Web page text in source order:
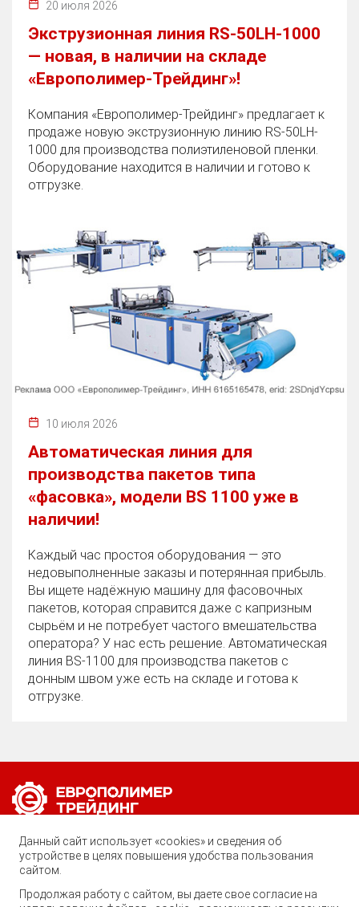
20 июля 2026
Экструзионная линия RS-50LH-1000
— новая, в наличии на складе
«Европолимер-Трейдинг»!
Компания «Европолимер-Трейдинг» предлагает к
продаже новую экструзионную линию RS-50LH-
1000 для производства полиэтиленовой пленки.
Оборудование находится в наличии и готово к
отгрузке.
10 июля 2026
Автоматическая линия для
производства пакетов типа
«фасовка», модели BS 1100 уже в
наличии!
Каждый час простоя оборудования — это
недовыполненные заказы и потерянная прибыль.
Вы ищете надёжную машину для фасовочных
пакетов, которая справится даже с капризным
сырьём и не потребует частого вмешательства
оператора? У нас есть решение. Автоматическая
линия BS‑1100 для производства пакетов с
донным швом уже есть на складе и готова к
отгрузке.
Позвоните нам по любому вопросу:
8 (800) 222-40-61
Ростов-на-Дону, ул. Вавилова, 59
Данный сайт использует «cookies» и сведения об
устройстве в целях повышения удобства пользования
сайтом.
Продолжая работу с сайтом, вы даете свое согласие на